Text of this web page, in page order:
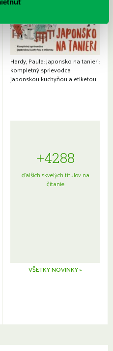
Hardy, Paula: Japonsko na tanieri:
kompletný sprievodca
japonskou kuchyňou a etiketou
+4288
ďalších skvelých titulov na
čítanie
VŠETKY NOVINKY »